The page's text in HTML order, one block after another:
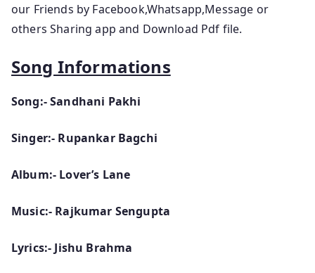
our Friends by Facebook,Whatsapp,Message or
others Sharing app and Download Pdf file.
Song Informations
Song:- Sandhani Pakhi
Singer:- Rupankar Bagchi
Album:- Lover’s Lane
Music:- Rajkumar Sengupta
Lyrics:- Jishu Brahma